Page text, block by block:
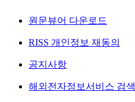
원문뷰어 다운로드
RISS 개인정보 재동의
공지사항
해외전자정보서비스 검색